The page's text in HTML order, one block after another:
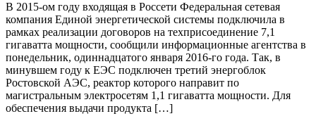
В 2015-ом году входящая в Россети Федеральная сетевая
компания Единой энергетической системы подключила в
рамках реализации договоров на техприсоединение 7,1
гигаватта мощности, сообщили информационные агентства в
понедельник, одиннадцатого января 2016-го года. Так, в
минувшем году к ЕЭС подключен третий энергоблок
Ростовской АЭС, реактор которого направит по
магистральным электросетям 1,1 гигаватта мощности. Для
обеспечения выдачи продукта […]